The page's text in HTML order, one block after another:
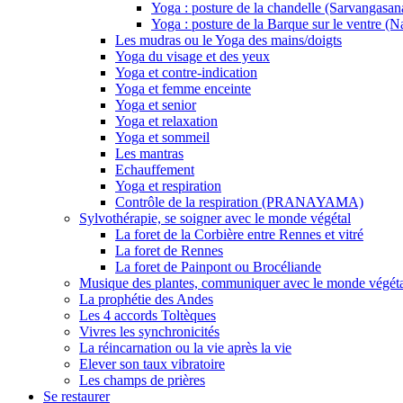
Yoga : posture de la chandelle
Yoga : posture de la Barque sur le ventre
Les mudras ou le Yoga des mains/doigts
Yoga du visage et des yeux
Yoga et contre-indication
Yoga et femme enceinte
Yoga et senior
Yoga et relaxation
Yoga et sommeil
Les mantras
Echauffement
Yoga et respiration
Contrôle de la respiration (PRANAYAMA)
Sylvothérapie, se soigner avec le monde végétal
La foret de la Corbière entre Rennes et vitré
La foret de Rennes
La foret de Painpont ou Brocéliande
Musique des plantes, communiquer avec le monde
La prophétie des Andes
Les 4 accords Toltèques
Vivres les synchronicités
La réincarnation ou la vie après la vie
Elever son taux vibratoire
Les champs de prières
Se restaurer